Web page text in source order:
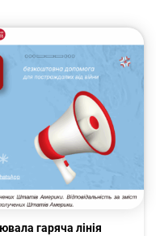
гаряча лінія